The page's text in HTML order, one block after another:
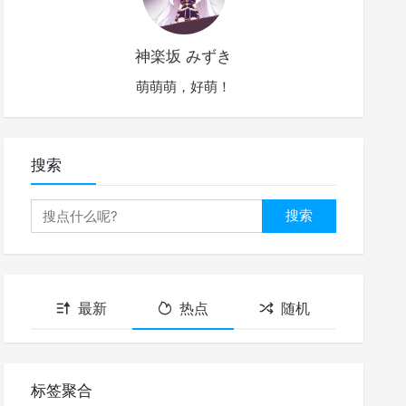
神楽坂 みずき
萌萌萌，好萌！
搜索
搜索
最新 热点 随机
标签聚合